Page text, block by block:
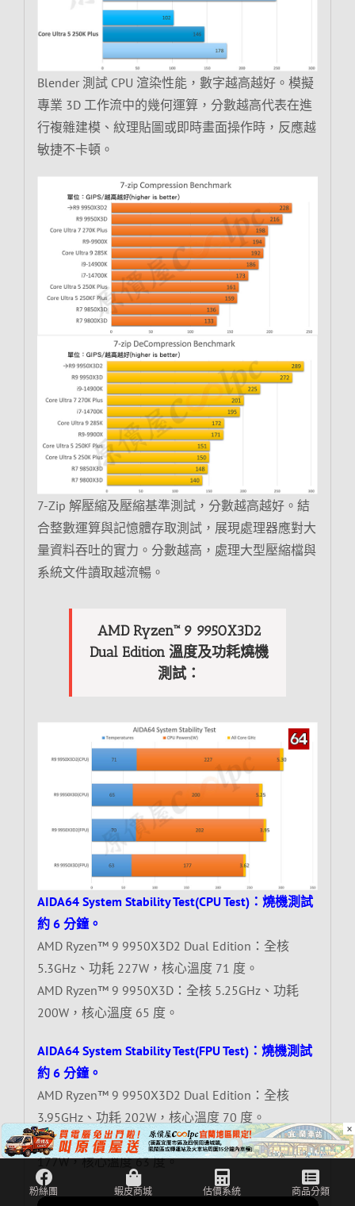
Blender 測試 CPU 渲染性能，數字越高越好。模擬
專業 3D 工作流中的幾何運算，分數越高代表在進
行複雜建模、紋理貼圖或即時畫面操作時，反應越
敏捷不卡頓。
7-Zip 解壓縮及壓縮基準測試，分數越高越好。結
合整數運算與記憶體存取測試，展現處理器應對大
量資料吞吐的實力。分數越高，處理大型壓縮檔與
系統文件讀取越流暢。
AMD Ryzen™ 9 9950X3D2
Dual Edition 溫度及功耗燒機
測試：
AIDA64 System Stability Test(CPU Test)：燒機測試
約 6 分鐘。
AMD Ryzen™ 9 9950X3D2 Dual Edition：全核
5.3GHz、功耗 227W，核心溫度 71 度。
AMD Ryzen™ 9 9950X3D：全核 5.25GHz、功耗
200W，核心溫度 65 度。
AIDA64 System Stability Test(FPU Test)：燒機測試
約 6 分鐘。
AMD Ryzen™ 9 9950X3D2 Dual Edition：全核
3.95GHz、功耗 202W，核心溫度 70 度。
AMD Ryzen™ 9 9950X3D：全核 3.62GHz、功耗
177W，核心溫度 63 度。
×